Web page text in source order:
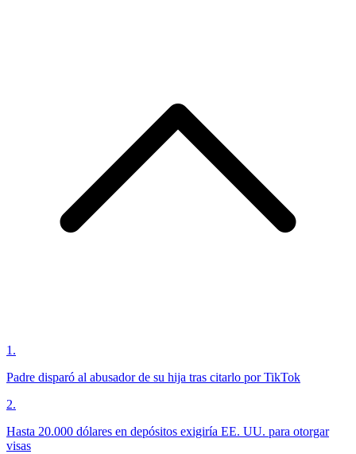
1 .
Padre disparó al abusador de su hija tras citarlo por TikTok
2.
Hasta 20.000 dólares en depósitos exigiría EE. UU. para otorgar
visas